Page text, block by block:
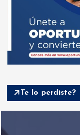
Te lo perdiste?